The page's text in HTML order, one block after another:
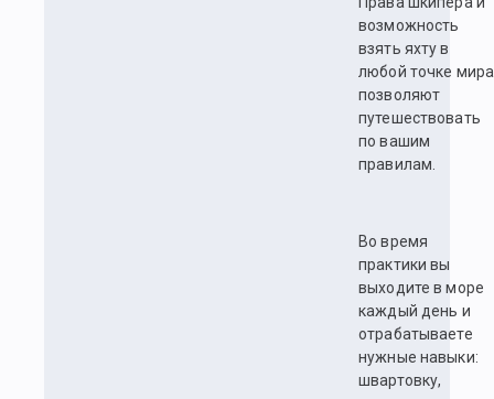
возможность
взять яхту в
любой точке мира
позволяют
путешествовать
по вашим
правилам.
Во время
практики вы
выходите в море
каждый день и
отрабатываете
нужные навыки:
швартовку,